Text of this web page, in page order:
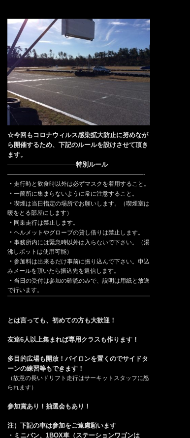
☆今回もコロナウィルス感染拡大防止に努めなが
ら開催するため、下記のルールを設けさせて頂き
ます。
———————————–特別ルール
———————————————————————-
・ 走行時と飲食時以外は必ずマスクを着用すること。
・ 一箇所に集まらないように常に注意すること。
・ 喫煙は当日指定の場所でお願いします。（喫煙室は
暖をとる部屋にします）
・ 同乗走行は禁止します。
・ ヘルメットやグローブの貸し借りは禁止します。
・ 事務所内には緊急時以外は入らないで下さい。（湯
沸しポットは使用可能）
・ 参加料は出来るだけ事前に振り込んで下さい。申込
みメールを頂いたら振込先を返信します。
・ 当日の受付は参加の確認のみで、説明は用紙と放送
で行います。
とは言っても、初めての方も大歓迎！
友達6人以上集まれば専用クラスも作ります！
多目的広場も開放！パイロンを置くのでサイドタ
ーンの練習等もできます！
（故意の長いドリフト走行はサーキットスタッフに怒
られます）
参加賞あり！ 抽選会もあり！
注）下記の車は参加をご遠慮願います
・ミニバン、1BOX車（ステーションワゴンは